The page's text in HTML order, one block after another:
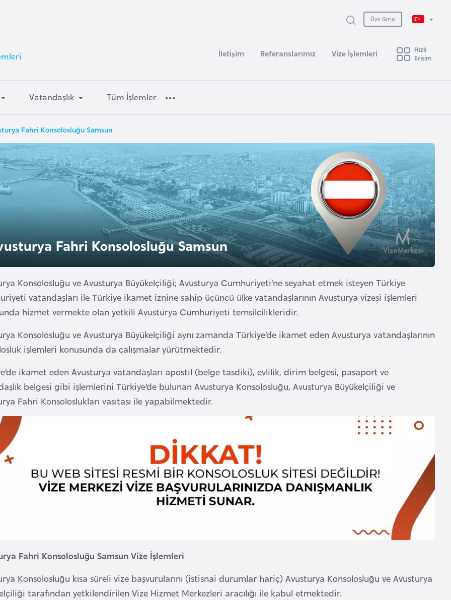
Üye Girişi
İletişim Referanslarımız Vize İşlemleri
Hızlı
Erişim
Vatandaşlık Tüm İşlemler
Fahri Konsolosluğu Samsun
Fahri Konsolosluğu Samsun
Konsolosluğu ve Avusturya Büyükelçiliği; Avusturya Cumhuriyeti’ne seyahat etmek isteyen Türkiye
vatandaşları ile Türkiye ikamet iznine sahip üçüncü ülke vatandaşlarının Avusturya vizesi işlemleri
hizmet vermekte olan yetkili Avusturya Cumhuriyeti temsilcilikleridir.
Konsolosluğu ve Avusturya Büyükelçiliği aynı zamanda Türkiye’de ikamet eden Avusturya vatandaşlarının
işlemleri konusunda da çalışmalar yürütmektedir.
ikamet eden Avusturya vatandaşları apostil (belge tasdiki), evlilik, dirim belgesi, pasaport ve
belgesi gibi işlemlerini Türkiye’de bulunan Avusturya Konsolosluğu, Avusturya Büyükelçiliği ve
Fahri Konsoloslukları vasıtası ile yapabilmektedir.
Fahri Konsolosluğu Samsun Vize İşlemleri
Konsolosluğu kısa süreli vize başvurularını (istisnai durumlar hariç) Avusturya Konsolosluğu ve Avusturya
tarafından yetkilendirilen Vize Hizmet Merkezleri aracılığı ile kabul etmektedir.